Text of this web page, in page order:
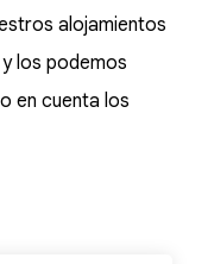
alojamientos
los podemos
en cuenta los